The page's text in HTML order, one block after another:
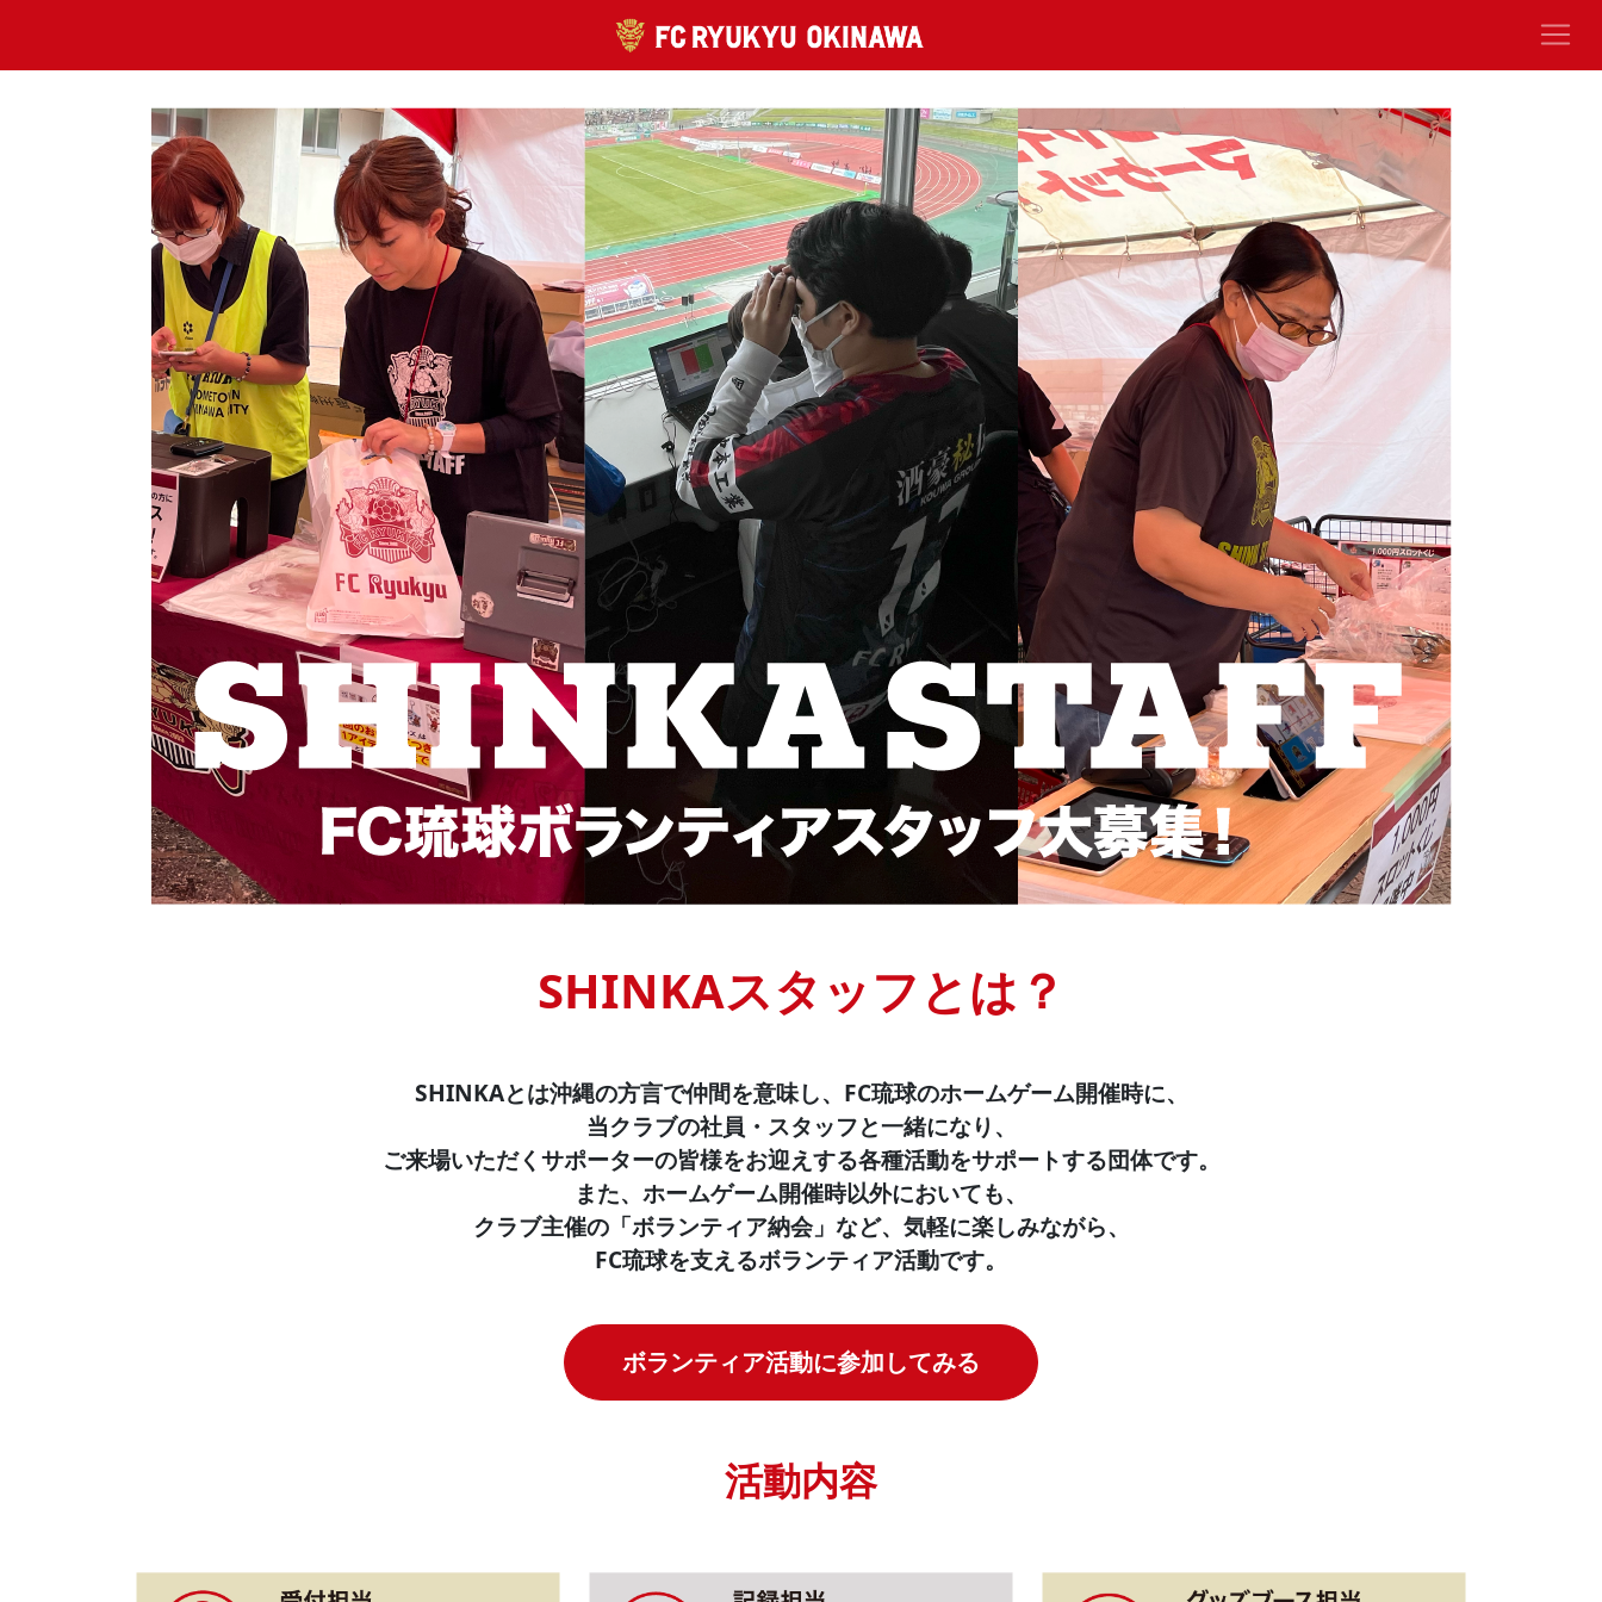
SHINKAスタッフとは？
SHINKAとは沖縄の方言で仲間を意味し、FC琉球のホームゲーム開催時に、
当クラブの社員・スタッフと一緒になり、
ご来場いただくサポーターの皆様をお迎えする各種活動をサポートする団体です。
また、ホームゲーム開催時以外においても、
クラブ主催の「ボランティア納会」など、気軽に楽しみながら、
FC琉球を支えるボランティア活動です。
ボランティア活動に参加してみる
活動内容